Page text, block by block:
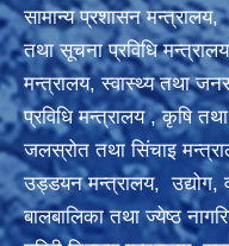
सामान्य प्रशासन मन्त्रालय,
तथा सूचना प्रविधि
मन्त्रालय, स्वास्थ्य तथा
प्रविधि मन्त्रालय,कृषि
जलस्रोत तथा सिंचाइ
उड्डयन मन्त्रालय, उद्योग,
बालबालिका तथा ज्येष्ठ